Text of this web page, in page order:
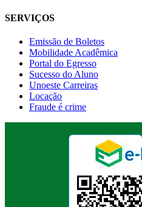
SERVIÇOS
Emissão de Boletos
Mobilidade Acadêmica
Portal do Egresso
Sucesso do Aluno
Unoeste Carreiras
Locação
Fraude é crime